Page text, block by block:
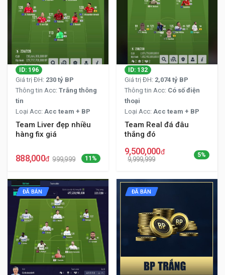
ID: 196
Giá trị ĐH: 230 tỷ BP
Thông tin Acc: Trắng thông
tin
Loại Acc: Acc team + BP
Team Liver đẹp nhiều
hàng fix giá
888,000đ 999,999 11%
ID: 132
Giá trị ĐH: 2,074 tỷ BP
Thông tin Acc: Có số điện
thoại
Loại Acc: Acc team + BP
Team Real đá đâu
thắng đó
9,500,000đ
9,999,999
5%
ĐÃ BÁN ĐÃ BÁN